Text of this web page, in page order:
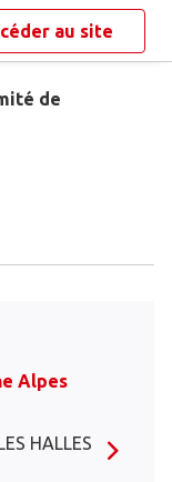
au site
de
Alpes
HALLES